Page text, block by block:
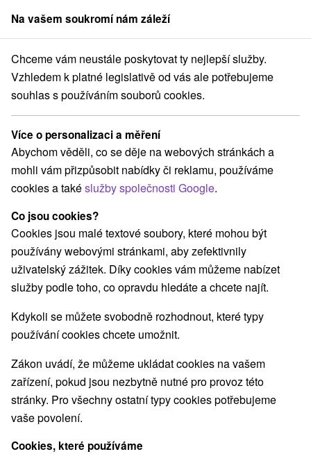
člen skupinySorger
Atrakce na Slovensku Jazerá, plesá, vodné nádrže Biele Karpaty
Jazerá, plesá, vodné nádrže Biele
Karpaty
Kategorie
Všechny kategorie
Laserarény a paintball
Motokárové dráhy
Architektonické stavby(1) Sakrálne miesta(5)
Kaštiele(2) Horské chaty(2) Skanzeny(2)
Jazda na koni(1) Šport (1)
Hrady, zámky, zrúcaniny(8)
Jazerá, plesá, vodné nádrže(2)
Detské centrá a mestečká (1) Aquaparky, kúpaliská
Pamätníky (1) Technické pamiatky (2)
Atrakce s dětmi Escaperoom (1)
Botanické záhrady ZOO a zvieracie farmy (2)
Múzeá a galérie Turistické atrakcie (7)
Adrenalinové atrakcie
Na vašem soukromí nám záleží
Chceme vám neustále poskytovat ty nejlepší služby.
Vzhledem k platné legislativě od vás ale potřebujeme
souhlas s používáním souborů cookies.
Více o personalizaci a měření
Abychom věděli, co se děje na webových stránkách a
mohli vám přizpůsobit nabídky či reklamu, používáme
cookies a takéslužby společnosti Google.
Co jsou cookies?
Cookies jsou malé textové soubory, které mohou být
používány webovými stránkami, aby zefektivnily
uživatelský zážitek. Díky cookies vám můžeme nabízet
služby podle toho, co opravdu hledáte a chcete najít.
Kdykoli se můžete svobodně rozhodnout, které typy
používání cookies chcete umožnit.
Zákon uvádí, že můžeme ukládat cookies na vašem
zařízení, pokud jsou nezbytně nutné pro provoz této
stránky. Pro všechny ostatní typy cookies potřebujeme
vaše povolení.
Cookies, které používáme